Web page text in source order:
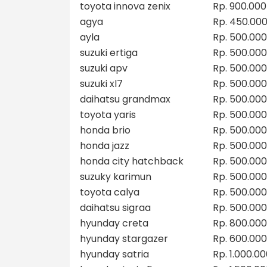
toyota innova zenix
Rp. 900.000
agya
Rp. 450.000
ayla
Rp. 500.000
suzuki ertiga
Rp. 500.000
suzuki apv
Rp. 500.000
suzuki xl7
Rp. 500.000
daihatsu grandmax
Rp. 500.000
toyota yaris
Rp. 500.000
honda brio
Rp. 500.000
honda jazz
Rp. 500.000
honda city hatchback
Rp. 500.000
suzuky karimun
Rp. 500.000
toyota calya
Rp. 500.000
daihatsu sigraa
Rp. 500.000
hyunday creta
Rp. 800.000
hyunday stargazer
Rp. 600.000
hyunday satria
Rp.